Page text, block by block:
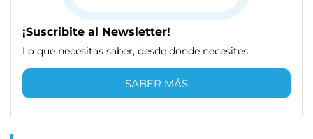
¡Suscribite al Newsletter!
Lo que necesitas saber, desde donde necesites
SABER MÁS